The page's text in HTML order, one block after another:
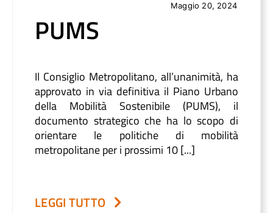
Maggio 20, 2024
PUMS
Il Consiglio Metropolitano, all’unanimità, ha
approvato in via definitiva il Piano Urbano
della Mobilità Sostenibile (PUMS), il
documento strategico che ha lo scopo di
orientare le politiche di mobilità
metropolitane per i prossimi 10 [...]
LEGGI TUTTO